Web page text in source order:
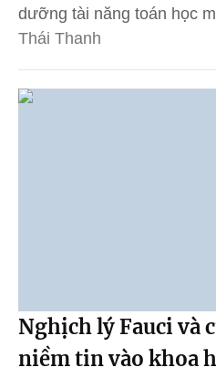
dưỡng tài năng toán học
Thái Thanh
Nghịch lý Fauci và
niềm tin vào khoa